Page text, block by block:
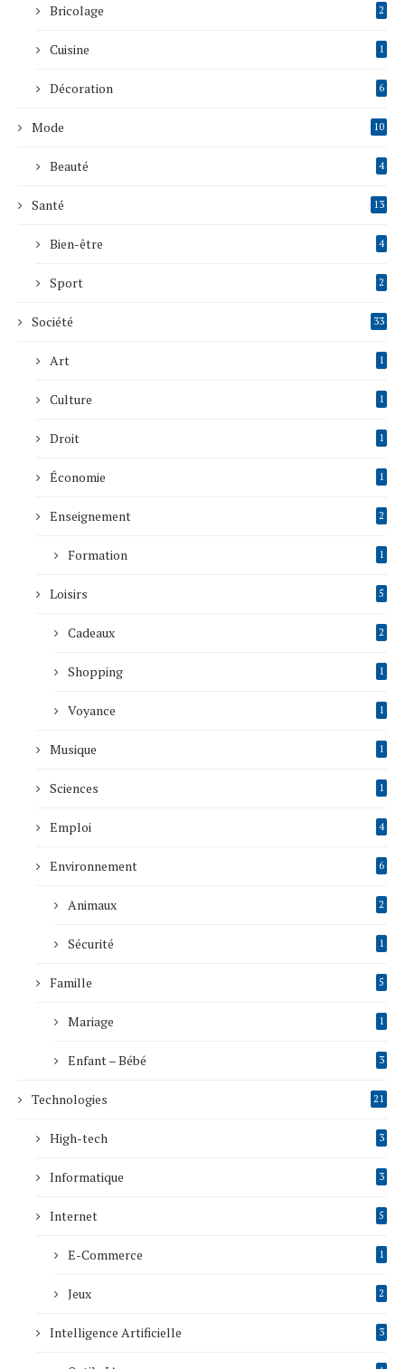
Bricolage 2
Cuisine 1
Décoration 6
Mode 10
Beauté 4
Santé 13
Bien-être 4
Sport 2
Société 33
Art 1
Culture 1
Droit 1
Économie 1
Enseignement 2
Formation 1
Loisirs 5
Cadeaux 2
Shopping 1
Voyance 1
Musique 1
Sciences 1
Emploi 4
Environnement 6
Animaux 2
Sécurité 1
Famille 5
Mariage 1
Enfant – Bébé 3
Technologies 21
High-tech 3
Informatique 3
Internet 5
E-Commerce 1
Jeux 2
Intelligence Artificielle 3